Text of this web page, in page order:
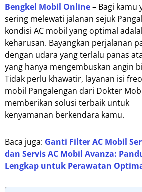
Bengkel Mobil Online– Bagi kamu
sering melewati jalanan sejuk
kondisi AC mobil yang optimal
keharusan. Bayangkan perjalanan
dengan udara yang terlalu panas
yang hanya mengembuskan angin
Tidak perlu khawatir, layanan isi
mobil Pangalengan dari Dokter
memberikan solusi terbaik untuk
kenyamanan berkendara kamu.
Baca juga: Ganti Filter AC Mobil
dan Servis AC Mobil Avanza:
Lengkap untuk Perawatan